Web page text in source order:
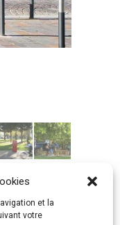
et la
votre